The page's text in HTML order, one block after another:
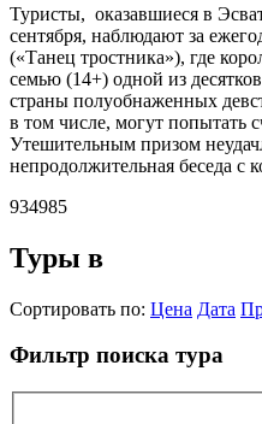
Туристы, оказавшиеся в
сентября, наблюдают за
(«Танец тростника»), где
семью (14+) одной из
страны полуобнаженных
в том числе, могут попытать
Утешительным призом
непродолжительная беседа с
934985
Туры в
Сортировать по: Цена Дата
Фильтр поиска тура